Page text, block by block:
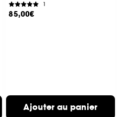
1
85,00€
Ajouter au panier